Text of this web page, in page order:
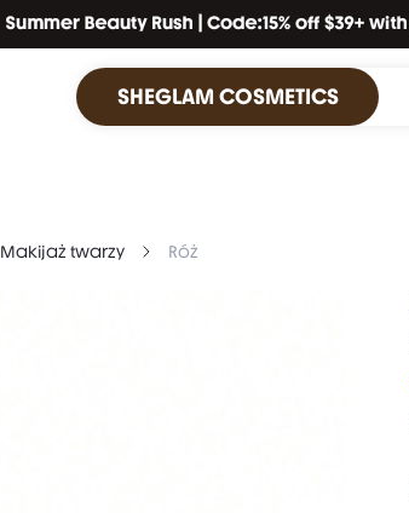
SHEGLAM COSMETICS
Makijaż twarzy Róż